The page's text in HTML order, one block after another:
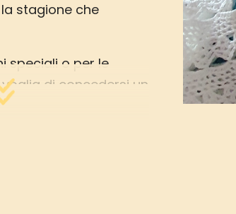
stagione che
speciali o per le
di concedersi un
con i propri